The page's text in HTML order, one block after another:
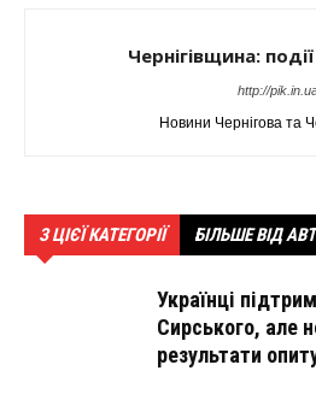
Чернігівщина:
http://
Новини Чернігова та
З ЦІЄЇ КАТЕГОРІЇ БІЛЬШЕ ВІД
Українці
Сирського, але
результати